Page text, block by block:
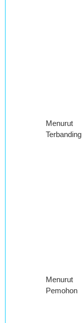
Menurut
Terbanding
Menurut
Pemohon